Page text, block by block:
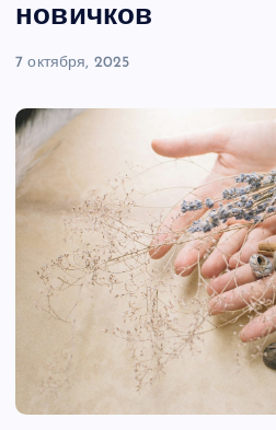
новичков
7 октября, 2025